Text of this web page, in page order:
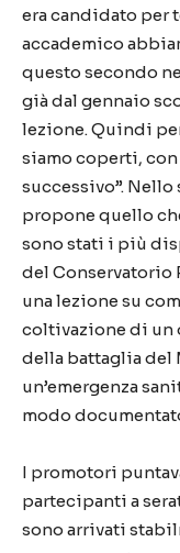
era candidato per
accademico
questo secondo
già dal gennaio
lezione. Quindi
siamo coperti, con
successivo”.
propone quello
sono stati i più
del Conservatorio
una lezione su
coltivazione di un
della battaglia del
un’emergenza
modo
I promotori
partecipanti a
sono arrivati